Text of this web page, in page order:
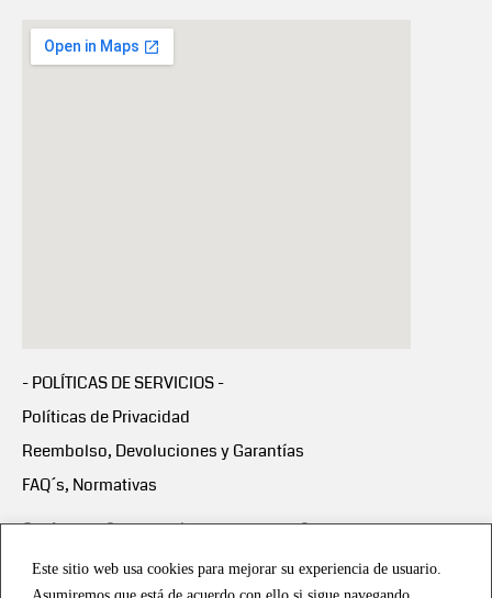
Este sitio web usa cookies para mejorar su experiencia de usuario.
Asumiremos que está de acuerdo con ello si sigue navegando.
- POLÍTICAS DE SERVICIOS -
Políticas de Privacidad
Reembolso, Devoluciones y Garantías
FAQ´s, Normativas
Scalapay:Compra ahora y paga en 3 cuotas